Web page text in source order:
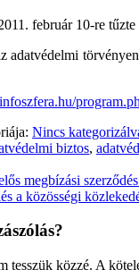
február 10-re
adatvédelmi
Nincs
biztos,
megbízási
a közösségi
tesszük közzé. A